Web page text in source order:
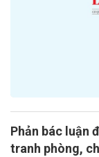
Phản bác luận
tranh phòng,